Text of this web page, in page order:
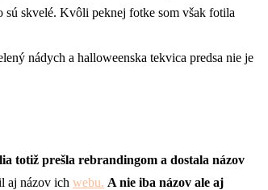
sú skvelé. Kvôli peknej fotke som však fotila
nádych a halloweenska tekvica predsa nie je
totiž prešla rebrandingom a dostala názov
aj názov ich webu. A nie iba názov ale aj